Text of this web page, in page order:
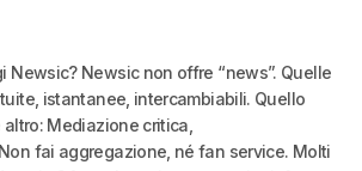
Newsic? Newsic non offre “news”. Quelle
istantanee, intercambiabili. Quello
Mediazione critica,
fai aggregazione, né fan service. Molti